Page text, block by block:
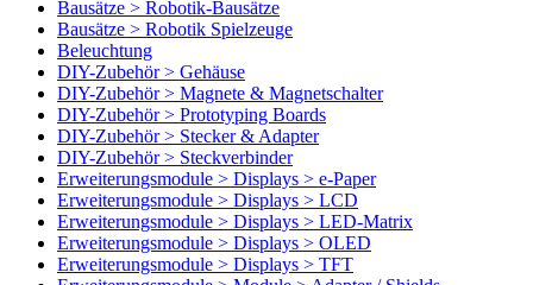
Bausätze > Robotik-Bausätze
Bausätze > Robotik Spielzeuge
Beleuchtung
DIY-Zubehör > Gehäuse
DIY-Zubehör > Magnete & Magnetschalter
DIY-Zubehör > Prototyping Boards
DIY-Zubehör > Stecker & Adapter
DIY-Zubehör > Steckverbinder
Erweiterungsmodule > Displays > e-Paper
Erweiterungsmodule > Displays > LCD
Erweiterungsmodule > Displays > LED-Matrix
Erweiterungsmodule > Displays > OLED
Erweiterungsmodule > Displays > TFT